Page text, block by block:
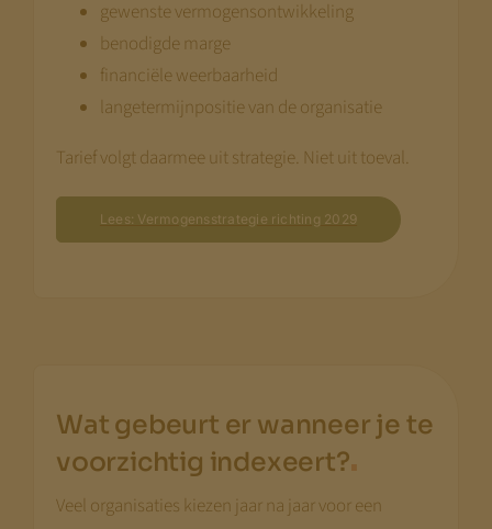
gewenste vermogensontwikkeling
benodigde marge
financiële weerbaarheid
langetermijnpositie van de organisatie
Tarief volgt daarmee uit strategie. Niet uit toeval.
Lees: Vermogensstrategie richting 2029
Wat gebeurt er wanneer je te
voorzichtig indexeert?.
Veel organisaties kiezen jaar na jaar voor een